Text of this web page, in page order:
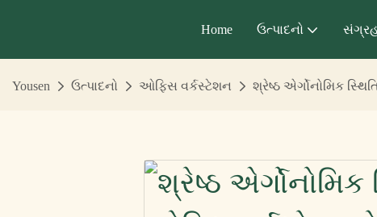
Home ઉત્પાદનો સંગ્રહ
Yousen ઉત્પાદનો ઓફિસ વર્કસ્ટેશન શ્રેષ્ઠ એર્ગોનોમિક